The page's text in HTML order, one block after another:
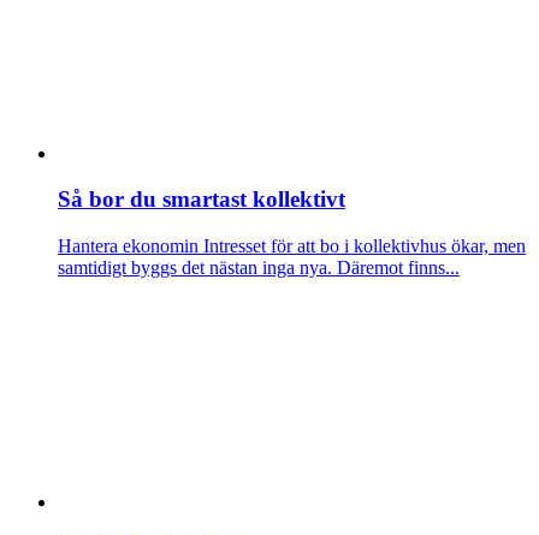
Så bor du smartast kollektivt
Hantera ekonomin Intresset för att bo i kollektivhus ökar, men
samtidigt byggs det nästan inga nya. Däremot finns...